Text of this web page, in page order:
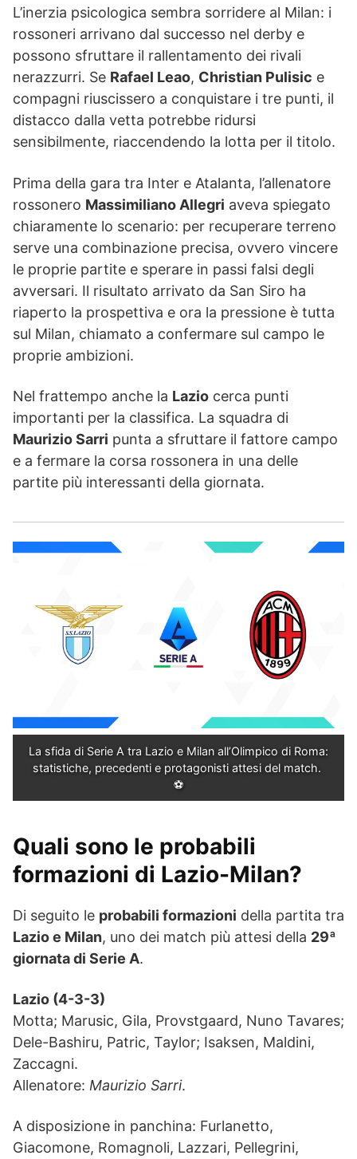
L’inerzia psicologica sembra sorridere al Milan: i
rossoneri arrivano dal successo nel derby e
possono sfruttare il rallentamento dei rivali
nerazzurri. Se Rafael Leao, Christian Pulisic e
compagni riuscissero a conquistare i tre punti, il
distacco dalla vetta potrebbe ridursi
sensibilmente, riaccendendo la lotta per il titolo.
Prima della gara tra Inter e Atalanta, l’allenatore
rossonero Massimiliano Allegri aveva spiegato
chiaramente lo scenario: per recuperare terreno
serve una combinazione precisa, ovvero vincere
le proprie partite e sperare in passi falsi degli
avversari. Il risultato arrivato da San Siro ha
riaperto la prospettiva e ora la pressione è tutta
sul Milan, chiamato a confermare sul campo le
proprie ambizioni.
Nel frattempo anche la Lazio cerca punti
importanti per la classifica. La squadra di
Maurizio Sarri punta a sfruttare il fattore campo
e a fermare la corsa rossonera in una delle
partite più interessanti della giornata.
La sfida di Serie A tra Lazio e Milan all’Olimpico di Roma:
statistiche, precedenti e protagonisti attesi del match.
⚽
Quali sono le probabili
formazioni di Lazio-Milan?
Di seguito le probabili formazioni della partita tra
Lazio e Milan, uno dei match più attesi della 29ª
giornata di Serie A.
Lazio (4-3-3)
Motta; Marusic, Gila, Provstgaard, Nuno Tavares;
Dele-Bashiru, Patric, Taylor; Isaksen, Maldini,
Zaccagni.
Allenatore: Maurizio Sarri.
A disposizione in panchina: Furlanetto,
Giacomone, Romagnoli, Lazzari, Pellegrini,